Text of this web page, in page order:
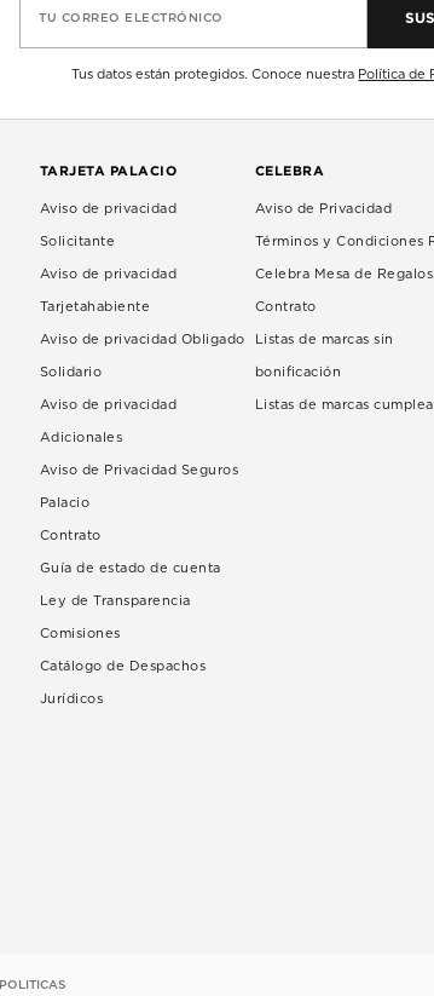
TU CORREO ELECTRÓNICO
Tus datos están protegidos. Conoce nuestra Política de
TARJETA PALACIO
Aviso de privacidad
Solicitante
Aviso de privacidad
Tarjetahabiente
Aviso de privacidad Obligado
Solidario
Aviso de privacidad
Adicionales
Aviso de Privacidad Seguros
Palacio
Contrato
Guía de estado de cuenta
Ley de Transparencia
Comisiones
Catálogo de Despachos
Jurídicos
CELEBRA
Aviso de Privacidad
Términos y Condiciones
Celebra Mesa de Regalos.
Contrato
Listas de marcas sin
bonificación
Listas de marcas
POLITICAS